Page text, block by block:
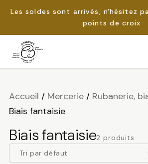
Les soldes sont arrivés, n'hésitez
points de croix
Passer
Accueil / Mercerie/ Rubanerie,
Biais fantaisie
Biais fantaisie2 produits